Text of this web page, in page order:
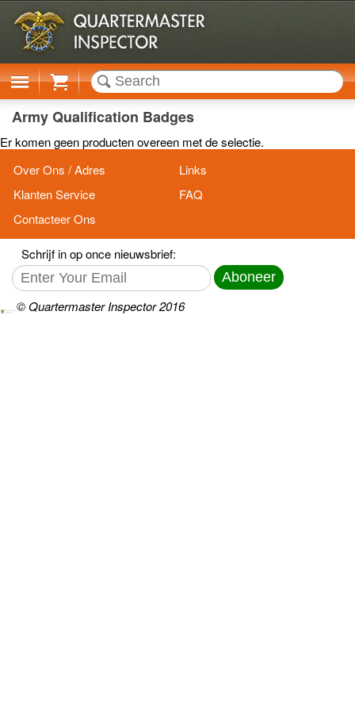
Cart
Army Qualification Badges
Er komen geen producten overeen met de selectie.
Over Ons / Adres
Links
Klanten Service
FAQ
Contacteer Ons
Schrijf in op once nieuwsbrief:
Aboneer
© Quartermaster Inspector 2016